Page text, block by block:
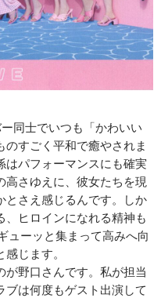
同士でいつも「かわいい
のすごく平和で癒やされま
はパフォーマンスにも確実
高さゆえに、彼女たちを現
とさえ感じるんです。しか
、ヒロインになれる精神も
ューッと集まって高みへ向
じます。
野口さんです。私が担当
ブは何度もゲスト出演して